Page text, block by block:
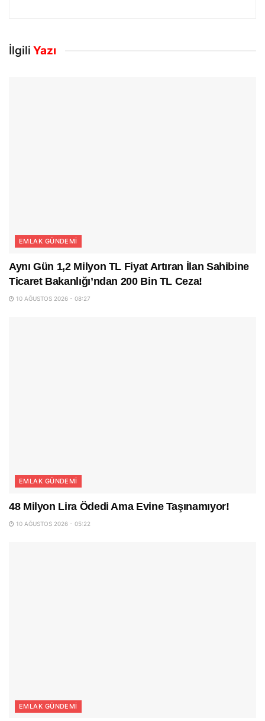
İlgili Yazı
EMLAK GÜNDEMI
Aynı Gün 1,2 Milyon TL Fiyat Artıran İlan Sahibine
Ticaret Bakanlığı’ndan 200 Bin TL Ceza!
10 AĞUSTOS 2026 - 08:27
EMLAK GÜNDEMI
48 Milyon Lira Ödedi Ama Evine Taşınamıyor!
10 AĞUSTOS 2026 - 05:22
EMLAK GÜNDEMI